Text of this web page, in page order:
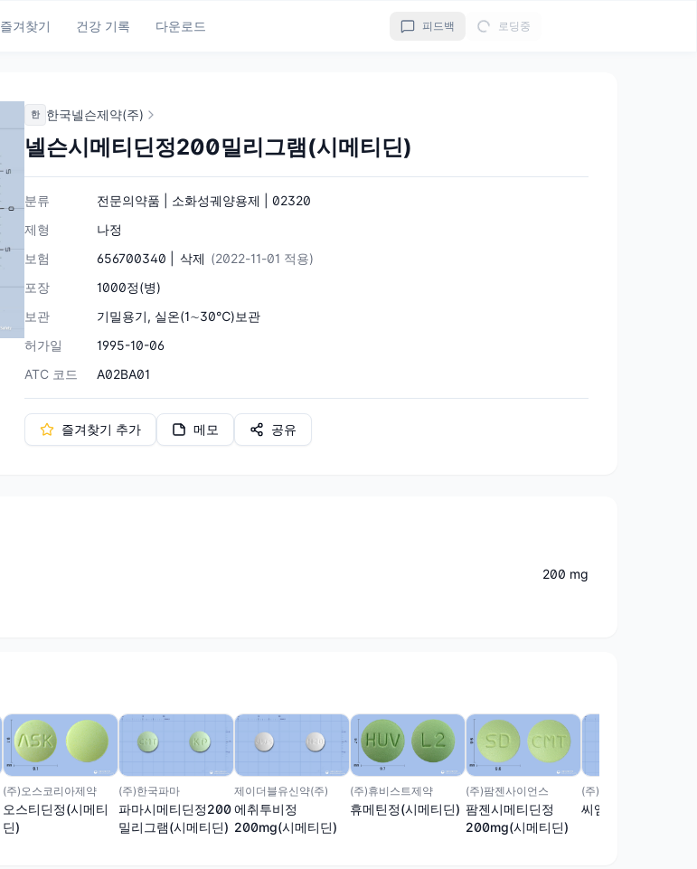
즐겨찾기 건강 기록 다운로드 피드백 로딩중
한 한국넬슨제약(주)
넬슨시메티딘정200밀리그램(시메티딘)
분류
전문의약품 | 소화성궤양용제 | 02320
제형
나정
보험
656700340 | 삭제 (2022-11-01 적용)
포장
1000정(병)
보관
기밀용기, 실온(1∼30℃)보관
허가일
1995-10-06
ATC 코드
A02BA01
즐겨찾기 추가 메모 공유
200 mg
(주)오스코리아제약
오스티딘정(시메티
딘)
(주)한국파마
파마시메티딘정200
밀리그램(시메티딘)
제이더블유신약(주)
에취투비정
200mg(시메티딘)
(주)휴비스트제약
휴메틴정(시메티딘)
(주)팜젠사이언스
팜젠시메티딘정
200mg(시메티딘)
(주)경보제약
씨엠티정(시메티딘)